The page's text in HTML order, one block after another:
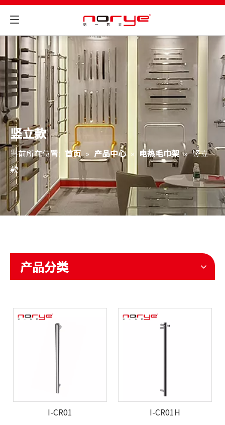
竖立款
当前所在位置: 首页 » 产品中心 » 电热毛巾架 » 竖立
款
产品分类
I-CR01 I-CR01H